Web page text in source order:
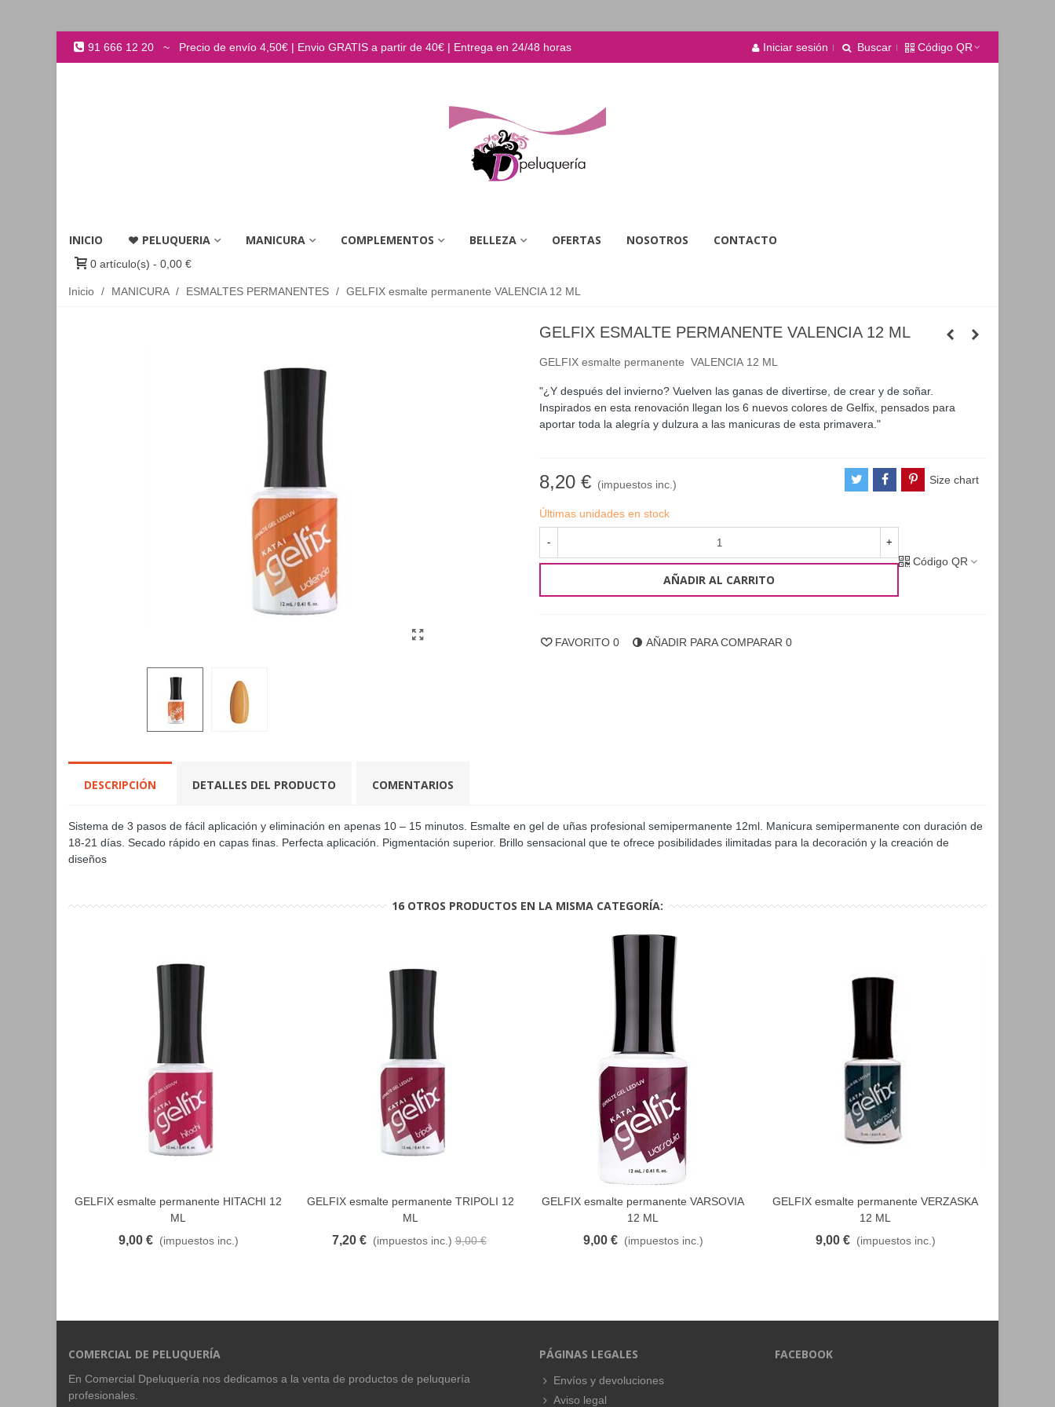
91 666 12 20 ~ Precio de envío 4,50€ | Envio GRATIS a partir de 40€ | Entrega en 24/48 horas Iniciar sesión Buscar Código QR
INICIO PELUQUERIA MANICURA COMPLEMENTOS BELLEZA OFERTAS NOSOTROS CONTACTO
0 artículo(s) - 0,00 €
Inicio / MANICURA / ESMALTES PERMANENTES / GELFIX esmalte permanente VALENCIA 12 ML
GELFIX ESMALTE PERMANENTE VALENCIA 12 ML
GELFIX esmalte permanente VALENCIA 12 ML
"¿Y después del invierno? Vuelven las ganas de divertirse, de crear y de soñar.
Inspirados en esta renovación llegan los 6 nuevos colores de Gelfix, pensados para
aportar toda la alegría y dulzura a las manicuras de esta primavera."
8,20 € (impuestos inc.) Size chart
Últimas unidades en stock
- +
AÑADIR AL CARRITO
Código QR
FAVORITO 0 AÑADIR PARA COMPARAR 0
DESCRIPCIÓN DETALLES DEL PRODUCTO COMENTARIOS
Sistema de 3 pasos de fácil aplicación y eliminación en apenas 10 – 15 minutos. Esmalte en gel de uñas profesional semipermanente 12ml. Manicura semipermanente con duración de
18-21 días. Secado rápido en capas finas. Perfecta aplicación. Pigmentación superior. Brillo sensacional que te ofrece posibilidades ilimitadas para la decoración y la creación de
diseños
16 OTROS PRODUCTOS EN LA MISMA CATEGORÍA:
FAVORITO
GELFIX esmalte permanente HITACHI 12
ML
9,00 € (impuestos inc.)
FAVORITO
GELFIX esmalte permanente TRIPOLI 12
ML
7,20 € (impuestos inc.) 9,00 €
FAVORITO
GELFIX esmalte permanente VARSOVIA
12 ML
9,00 € (impuestos inc.)
FAVORITO
GELFIX esmalte permanente VERZASKA
12 ML
9,00 € (impuestos inc.)
COMERCIAL DE PELUQUERÍA
En Comercial Dpeluquería nos dedicamos a la venta de productos de peluquería
profesionales.
PÁGINAS LEGALES
Envíos y devoluciones
Aviso legal
FACEBOOK